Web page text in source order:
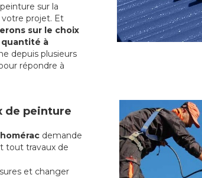
sur la
votre projet. Et
sur le choix
quantité à
depuis plusieurs
répondre à
de peinture
demande
tout travaux de
et changer